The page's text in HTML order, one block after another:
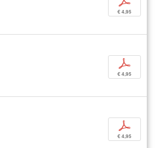
€ 4,95
p
€ 4,95
p
€ 4,95